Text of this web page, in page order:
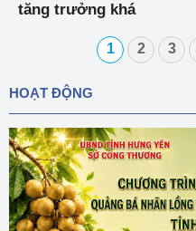
tăng trưởng khá
1 2 3
HOẠT ĐỘNG